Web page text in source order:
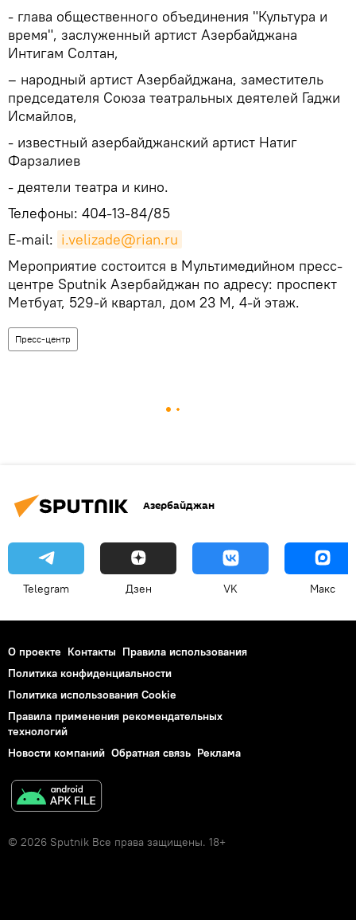
- глава общественного объединения "Культура и
время", заслуженный артист Азербайджана
Интигам Солтан,
– народный артист Азербайджана, заместитель
председателя Союза театральных деятелей Гаджи
Исмайлов,
- известный азербайджанский артист Натиг
Фарзалиев
- деятели театра и кино.
Телефоны: 404-13-84/85
E-mail: i.velizade@rian.ru
Мероприятие состоится в Мультимедийном пресс-
центре Sputnik Азербайджан по адресу: проспект
Метбуат, 529-й квартал, дом 23 М, 4-й этаж.
Пресс-центр
Азербайджан
Telegram Дзен VK Макс
О проекте Контакты Правила использования
Политика конфиденциальности
Политика использования Cookie
Правила применения рекомендательных
технологий
Новости компаний Обратная связь Реклама
© 2026 Sputnik Все права защищены. 18+